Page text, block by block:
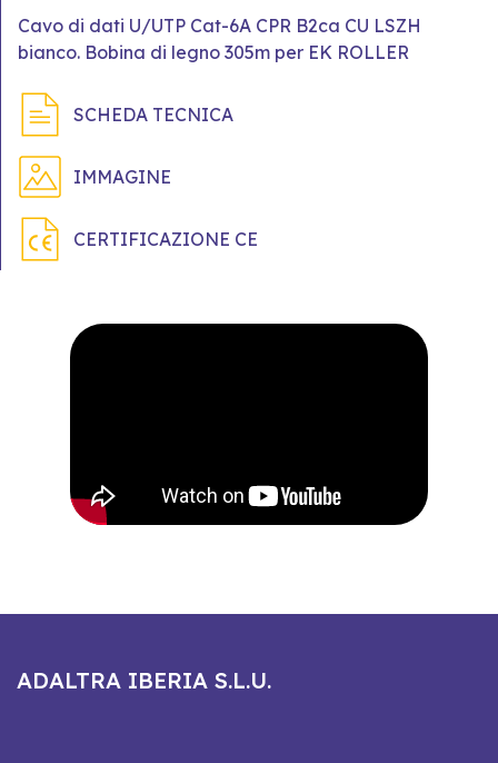
Cavo di dati U/UTP Cat-6A CPR B2ca CU LSZH
bianco. Bobina di legno 305m per EK ROLLER
SCHEDA TECNICA
IMMAGINE
CERTIFICAZIONE CE
ADALTRA IBERIA S.L.U.